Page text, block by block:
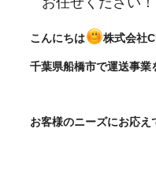
こんにちは 株式会社
千葉県船橋市で運送事業
お客様のニーズにお応え